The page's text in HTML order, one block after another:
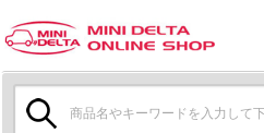
索: